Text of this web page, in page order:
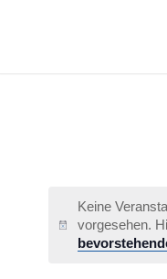
Hinweis
Keine
vorgesehen.